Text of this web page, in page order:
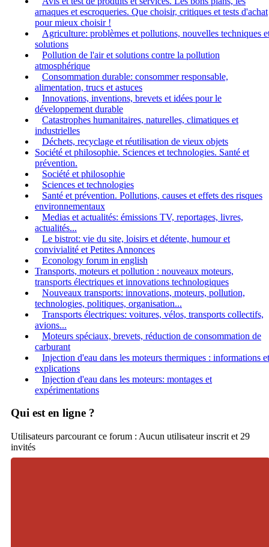
arnaques et escroqueries. Que choisir, critiques et tests d'achat
pour mieux choisir !
Agriculture: problèmes et pollutions, nouvelles techniques
solutions
Pollution de l'air et solutions contre la pollution
atmosphérique
Consommation durable: consommer responsable,
alimentation, trucs et astuces
Innovations, inventions, brevets et idées pour le
développement durable
Catastrophes humanitaires, naturelles, climatiques et
industrielles
Déchets, recyclage et réutilisation de vieux objets
Société et philosophie. Sciences et technologies. Santé et
prévention.
Société et philosophie
Sciences et technologies
Santé et prévention. Pollutions, causes et effets des risques
environnementaux
Medias et actualités: émissions TV, reportages, livres,
actualités...
Le bistrot: vie du site, loisirs et détente, humour et
convivialité et Petites Annonces
Econology forum in english
Transports, moteurs et pollution : nouveaux moteurs,
transports électriques et innovations technologiques
Nouveaux transports: innovations, moteurs, pollution,
technologies, politiques, organisation...
Transports électriques: voitures, vélos, transports collectifs,
avions...
Moteurs spéciaux, brevets, réduction de consommation de
carburant
Injection d'eau dans les moteurs thermiques : informations et
explications
Injection d'eau dans les moteurs: montages et
expérimentations
Qui est en ligne ?
Utilisateurs parcourant ce forum : Aucun utilisateur inscrit et 29
invités